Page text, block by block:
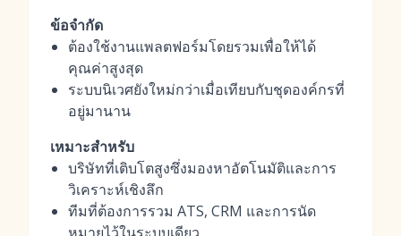
ข้อจำกัด
ต้องใช้งานแพลตฟอร์มโดยรวมเพื่อให้ได้
คุณค่าสูงสุด
ระบบนิเวศยังใหม่กว่าเมื่อเทียบกับชุดองค์กรที่
อยู่มานาน
เหมาะสำหรับ
บริษัทที่เติบโตสูงซึ่งมองหาอัตโนมัติและการ
วิเคราะห์เชิงลึก
ทีมที่ต้องการรวม ATS, CRM และการนัด